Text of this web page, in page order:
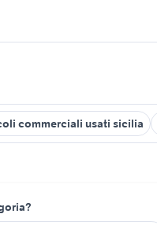
commerciali usati sicilia